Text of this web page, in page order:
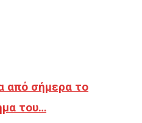
από σήμερα το
του…